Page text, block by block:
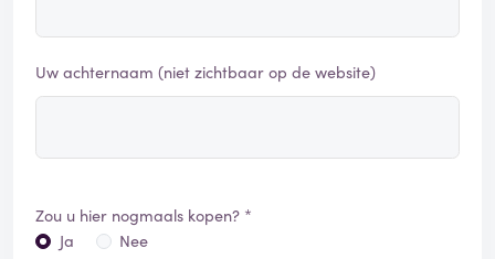
Uw achternaam (niet zichtbaar op de website)
Zou u hier nogmaals kopen? *
Ja
Nee